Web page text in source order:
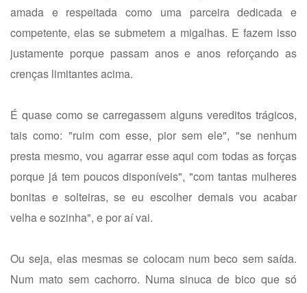
amada e respeitada como uma parceira dedicada e
competente, elas se submetem a migalhas. E fazem isso
justamente porque passam anos e anos reforçando as
crenças limitantes acima.
É quase como se carregassem alguns vereditos trágicos,
tais como: "ruim com esse, pior sem ele", "se nenhum
presta mesmo, vou agarrar esse aqui com todas as forças
porque já tem poucos disponíveis", "com tantas mulheres
bonitas e solteiras, se eu escolher demais vou acabar
velha e sozinha", e por aí vai.
Ou seja, elas mesmas se colocam num beco sem saída.
Num mato sem cachorro. Numa sinuca de bico que só